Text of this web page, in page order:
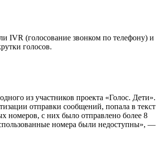
IVR (голосование звонком по телефону) и
голосов.
из участников проекта «Голос. Дети».
отправки сообщений, попала в текст
номеров, с них было отправлено более 8
номера были недоступны», —